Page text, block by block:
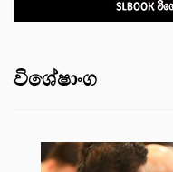
විශේෂාංග